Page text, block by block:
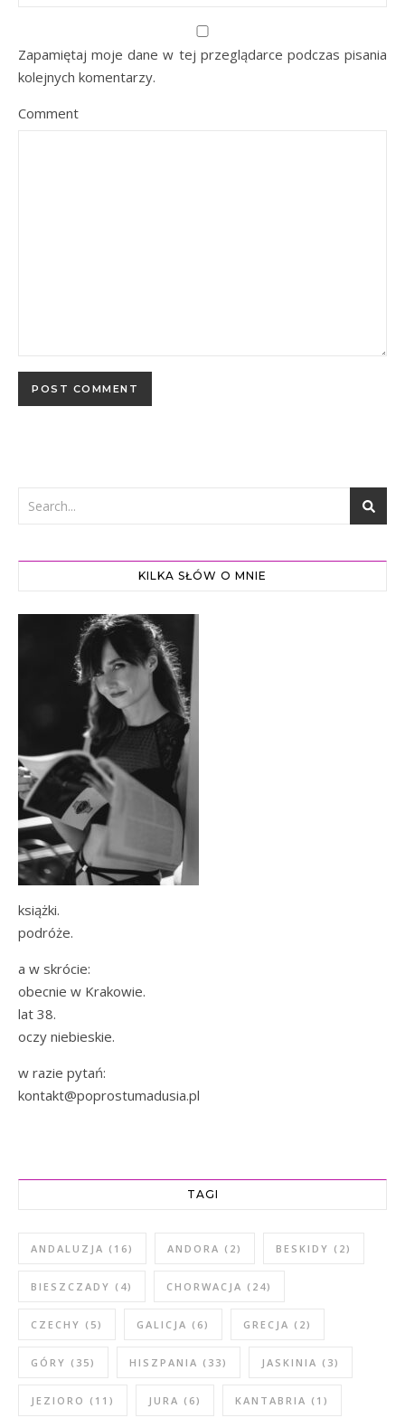
Zapamiętaj moje dane w tej przeglądarce podczas pisania
kolejnych komentarzy.
Comment
KILKA SŁÓW O MNIE
książki.
podróże.
a w skrócie:
obecnie w Krakowie.
lat 38.
oczy niebieskie.
w razie pytań:
kontakt@poprostumadusia.pl
TAGI
ANDALUZJA (16) ANDORA (2) BESKIDY (2)
BIESZCZADY (4) CHORWACJA (24)
CZECHY (5) GALICJA (6) GRECJA (2)
GÓRY (35) HISZPANIA (33) JASKINIA (3)
JEZIORO (11) JURA (6) KANTABRIA (1)